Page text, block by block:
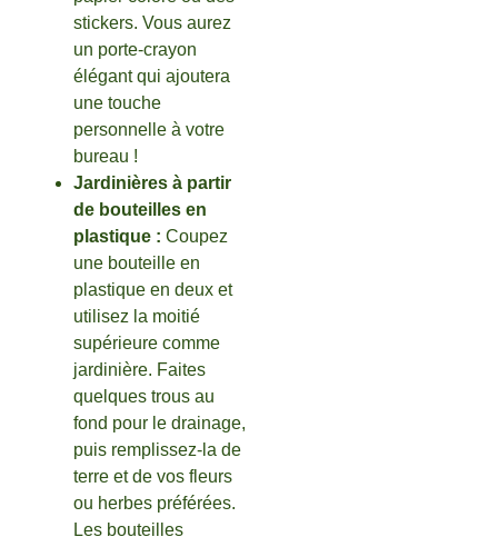
stickers. Vous aurez
un porte-crayon
élégant qui ajoutera
une touche
personnelle à votre
bureau !
Jardinières à partir
de bouteilles en
plastique : Coupez
une bouteille en
plastique en deux et
utilisez la moitié
supérieure comme
jardinière. Faites
quelques trous au
fond pour le drainage,
puis remplissez-la de
terre et de vos fleurs
ou herbes préférées.
Les bouteilles